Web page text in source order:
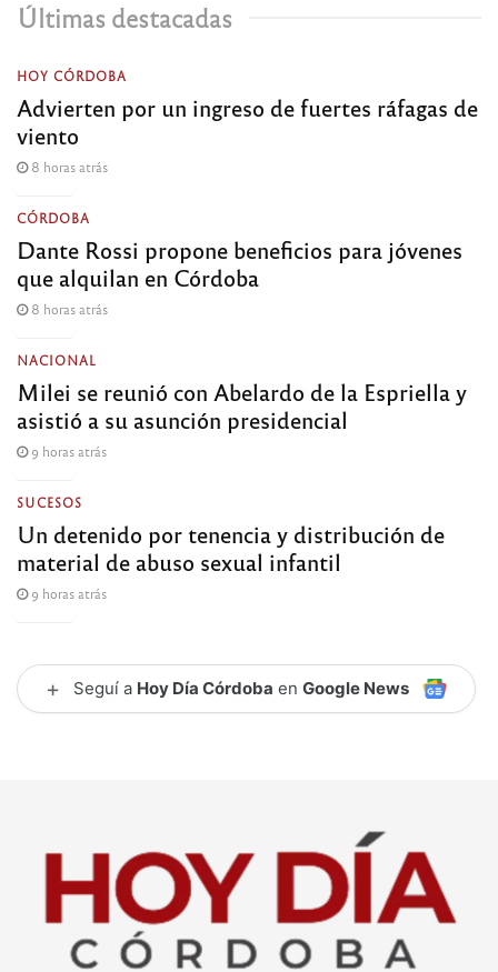
Últimas destacadas
HOY CÓRDOBA
Advierten por un ingreso de fuertes ráfagas de
viento
8 horas atrás
CÓRDOBA
Dante Rossi propone beneficios para jóvenes
que alquilan en Córdoba
8 horas atrás
NACIONAL
Milei se reunió con Abelardo de la Espriella y
asistió a su asunción presidencial
9 horas atrás
SUCESOS
Un detenido por tenencia y distribución de
material de abuso sexual infantil
9 horas atrás
+ Seguí a Hoy Día Córdoba en Google News